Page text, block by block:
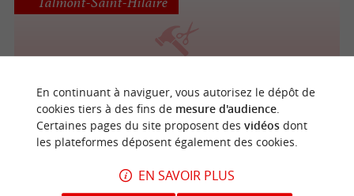
En continuant à naviguer, vous autorisez le dépôt de
cookies tiers à des fins de mesure d'audience.
Certaines pages du site proposent des vidéosdont
les plateformes déposent également des cookies.
EN SAVOIR PLUS